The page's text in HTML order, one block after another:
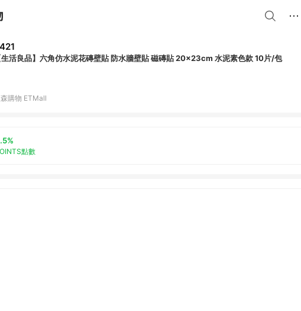
生活良品】六角仿水泥花磚壁貼 防水牆壁貼 磁磚貼 20x23cm 水泥素色款 10片/包
購物 ETMall
點數